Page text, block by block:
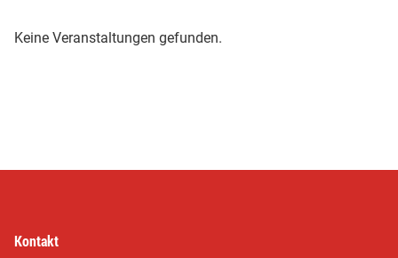
Keine Veranstaltungen gefunden.
Kontakt